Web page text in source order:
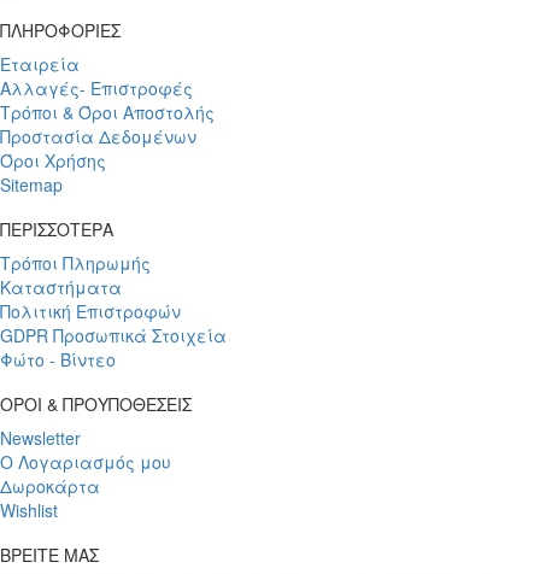
ΠΛΗΡΟΦΟΡΙΕΣ
Εταιρεία
Αλλαγές- Επιστροφές
Τρόποι & Όροι Αποστολής
Προστασία Δεδομένων
Όροι Χρήσης
Sitemap
ΠΕΡΙΣΣΟΤΕΡΑ
Τρόποι Πληρωμής
Καταστήματα
Πολιτική Επιστροφών
GDPR Προσωπικά Στοιχεία
Φώτο - Βίντεο
ΟΡΟΙ & ΠΡΟΥΠΟΘΕΣΕΙΣ
Newsletter
Ο Λογαριασμός μου
Δωροκάρτα
Wishlist
ΒΡΕΙΤΕ ΜΑΣ